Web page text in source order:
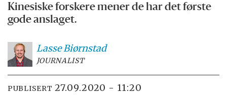
Kinesiske forskere mener de har det første
gode anslaget.
LasseBiørnstad
JOURNALIST
PUBLISERT 27.09.2020 - 11:20